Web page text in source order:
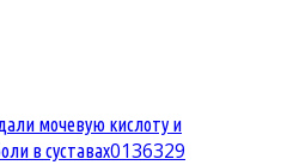
мочевую кислоту и
в суставах0136329